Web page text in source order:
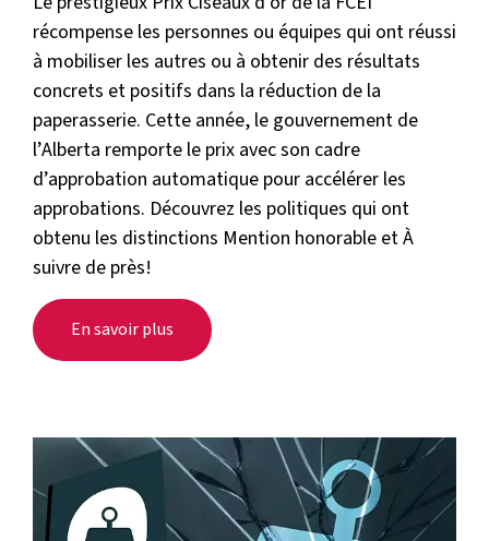
récompense les personnes ou équipes qui ont réussi
à mobiliser les autres ou à obtenir des résultats
concrets et positifs dans la réduction de la
paperasserie. Cette année, le gouvernement de
l’Alberta remporte le prix avec son cadre
d’approbation automatique pour accélérer les
approbations. Découvrez les politiques qui ont
obtenu les distinctions Mention honorable et À
suivre de près!
En savoir plus